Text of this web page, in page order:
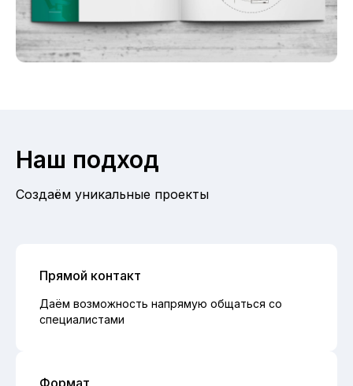
Наш подход
Создаём уникальные проекты
Прямой контакт
Даём возможность напрямую общаться со
специалистами